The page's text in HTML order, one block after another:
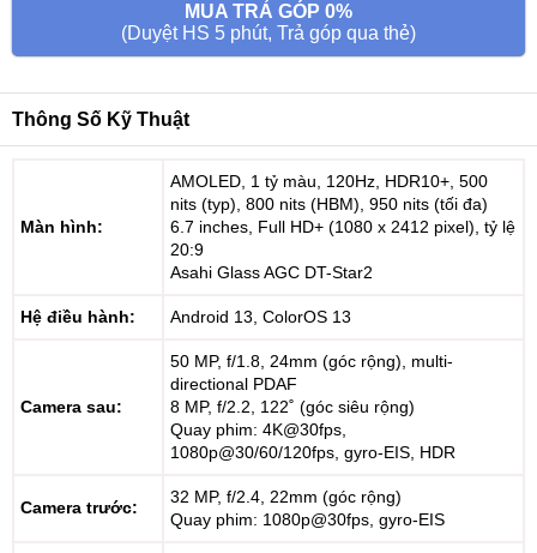
MUA TRẢ GÓP 0%
(Duyệt HS 5 phút, Trả góp qua thẻ)
Thông Số Kỹ Thuật
Màn hình:
AMOLED, 1 tỷ màu, 120Hz, HDR10+, 500
nits (typ), 800 nits (HBM), 950 nits (tối đa)
6.7 inches, Full HD+ (1080 x 2412 pixel), tỷ lệ
20:9
Asahi Glass AGC DT-Star2
Hệ điều hành: Android 13, ColorOS 13
Camera sau:
50 MP, f/1.8, 24mm (góc rộng), multi-
directional PDAF
8 MP, f/2.2, 122˚ (góc siêu rộng)
Quay phim: 4K@30fps,
1080p@30/60/120fps, gyro-EIS, HDR
Camera trước:
32 MP, f/2.4, 22mm (góc rộng)
Quay phim: 1080p@30fps, gyro-EIS